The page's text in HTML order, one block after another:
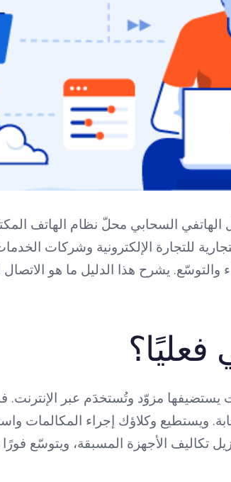
الهاتفي السحابي محلّ نظام الهاتف
للتجارة الإلكترونية وشركات
يشرح هذا الدليل ما هو
فعليًا؟
مزوّد وتُستخدَم عبر الإنترنت.
ويستطيع وكلاؤك إجراء المكالمات
تكاليف الأجهزة المسبقة، ويتوسّع